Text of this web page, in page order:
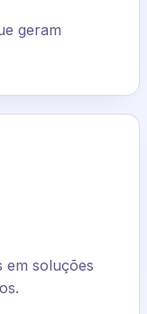
geram
em soluções